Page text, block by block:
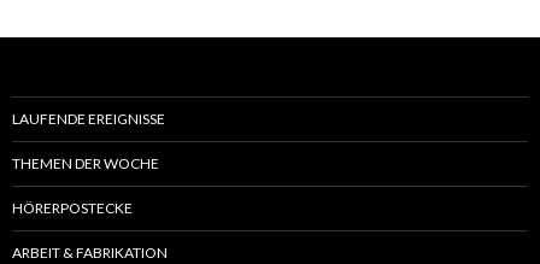
LAUFENDE EREIGNISSE
THEMEN DER WOCHE
HÖRERPOSTECKE
ARBEIT & FABRIKATION